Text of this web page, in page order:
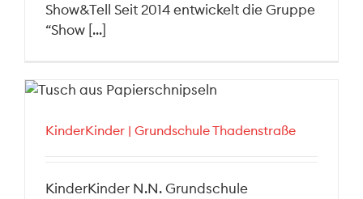
Show&Tell Seit 2014 entwickelt die Gruppe
“Show [...]
KinderKinder | Grundschule Thadenstraße
KinderKinder N.N. Grundschule